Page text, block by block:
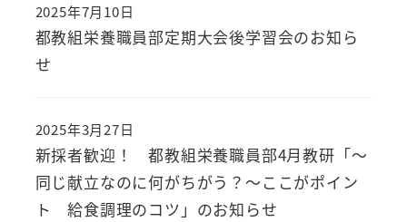
都教組栄養職員部定期大会後学習会のお知ら
せ
投稿日
2025年7月10日
新採者歓迎！ 都教組栄養職員部4月教研「～
同じ献立なのに何がちがう？～ここがポイン
ト 給食調理のコツ」のお知らせ
投稿日
2025年3月27日